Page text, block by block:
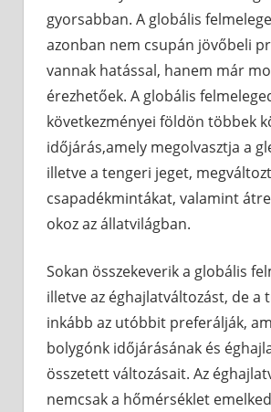
gyorsabban. A globális
azonban nem csupán jövőbeli
vannak hatással, hanem már
érezhetőek. A globális
következményei földön többek
időjárás,amely megolvasztja a
illetve a tengeri jeget,
csapadékmintákat, valamint
okoz az állatvilágban.
Sokan összekeverik a globális
illetve az éghajlatváltozást, de a
inkább az utóbbit preferálják,
bolygónk időjárásának és
összetett változásait. Az
nemcsak a hőmérséklet